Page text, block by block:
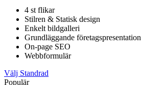
4 st flikar
Stilren & Statisk design
Enkelt bildgalleri
Grundläggande företagspresentation
On-page SEO
Webbformulär
Välj Standrad
Populär